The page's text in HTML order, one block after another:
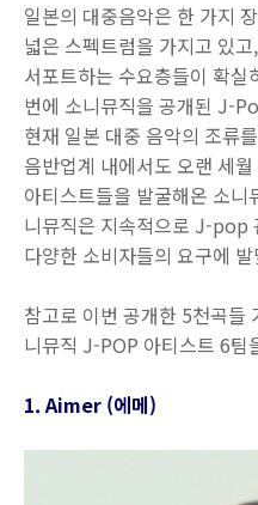
일본의 대중음악은 한 가지
넓은 스펙트럼을 가지고 있
서포트하는 수요층들이 확실
번에 소니뮤직을 공개된 J-
현재 일본 대중 음악의 조류
음반업계 내에서도 오랜 세
아티스트들을 발굴해온 소
니뮤직은 지속적으로 J-pop
다양한 소비자들의 요구에
참고로 이번 공개한 5천곡들
니뮤직 J-POP 아티스트 6팀
1. Aimer (에메)